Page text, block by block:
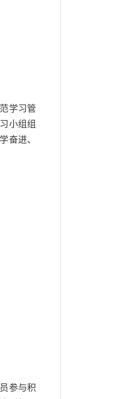
学习管
小组组
奋进、
参与积